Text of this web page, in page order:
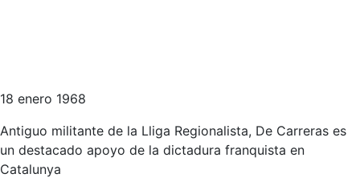
18 enero 1968
Antiguo militante de la Lliga Regionalista, De Carreras es
un destacado apoyo de la dictadura franquista en
Catalunya